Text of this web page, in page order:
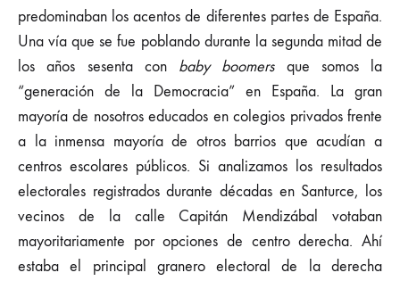
predominaban los acentos de diferentes partes de España.
Una vía que se fue poblando durante la segunda mitad de
los años sesenta con baby boomersque somos la
“generación de la Democracia” en España. La gran
mayoría de nosotros educados en colegios privados frente
a la inmensa mayoría de otros barrios que acudían a
centros escolares públicos. Si analizamos los resultados
electorales registrados durante décadas en Santurce, los
vecinos de la calle Capitán Mendizábal votaban
mayoritariamente por opciones de centro derecha. Ahí
estaba el principal granero electoral de la derecha